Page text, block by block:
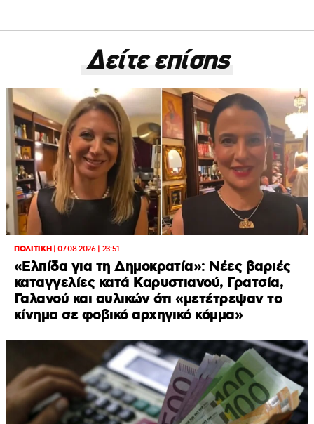
Δείτε επίσης
ΠΟΛΙΤΙΚΗ|07.08.2026 | 23:51
«Ελπίδα για τη Δημοκρατία»: Νέες βαριές
καταγγελίες κατά Καρυστιανού, Γρατσία,
Γαλανού και αυλικών ότι «μετέτρεψαν το
κίνημα σε φοβικό αρχηγικό κόμμα»